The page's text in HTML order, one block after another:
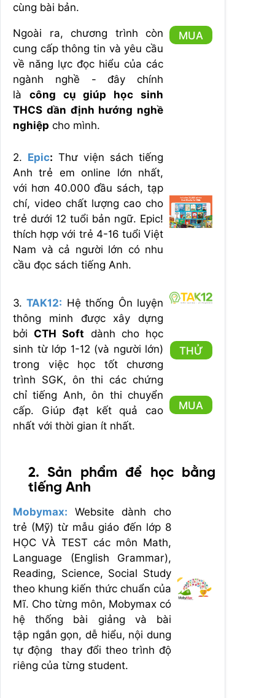
cùng bài bản.
Ngoài ra, chương trình còn
cung cấp thông tin và yêu cầu
về năng lực đọc hiểu của các
ngành nghề - đây chính
là công cụ giúp học sinh
THCS dần định hướng nghề
nghiệp cho mình.
MUA
2. Epic: Thư viện sách tiếng
Anh trẻ em online lớn nhất,
với hơn 40.000 đầu sách, tạp
chí, video chất lượng cao cho
trẻ dưới 12 tuổi bản ngữ. Epic!
thích hợp với trẻ 4-16 tuổi Việt
Nam và cả người lớn có nhu
cầu đọc sách tiếng Anh.
3.TAK12: Hệ thống Ôn luyện
thông minh được xây dựng
bởiCTH Soft dành cho học
sinh từ lớp 1-12 (và người lớn)
trong việc học tốt chương
trình SGK, ôn thi các chứng
chỉ tiếng Anh, ôn thi chuyển
cấp. Giúp đạt kết quả cao
nhất với thời gian ít nhất.
THỬ
MUA
2. Sản phẩm để học bằng
tiếng Anh
Mobymax: Website dành cho
trẻ (Mỹ) từ mẫu giáo đến lớp 8
HỌC VÀ TEST các môn Math,
Language (English Grammar),
Reading, Science, Social Study
theo khung kiến thức chuẩn của
Mĩ. Cho từng môn, Mobymax có
hệ thống bài giảng và bài
tập ngắn gọn, dễ hiểu, nội dung
tự động thay đổi theo trình độ
riêng của từng student.